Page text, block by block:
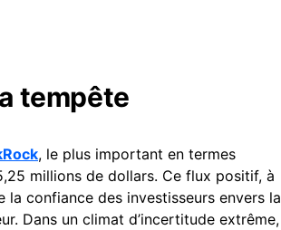
tempête
, le plus important en termes
millions de dollars. Ce flux positif, à
confiance des investisseurs envers la
Dans un climat d’incertitude extrême,